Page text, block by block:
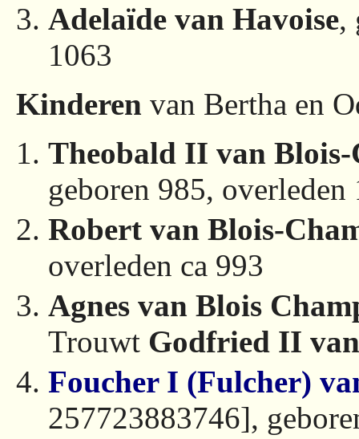
Adelaïde van Havoise,
1063
Kinderen van Bertha en
Theobald II van Blois-
geboren 985, overleden
Robert van Blois-
overleden ca 993
Agnes van Blois
Trouwt Godfried II
Foucher I (Fulcher)
257723883746],